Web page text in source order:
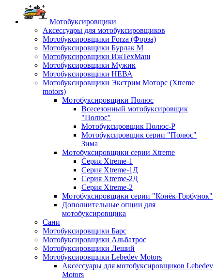
Мотобуксировщики
Аксессуары для мотобуксировщиков
Мотобуксировщики Forza (Форза)
Мотобуксировщики Бурлак М
Мотобуксировщики ИжТехМаш
Мотобуксировщики Мужик
Мотобуксировщики НЕВА
Мотобуксировщики Экстрим Моторс (Xtreme
motors)
Мотобуксировщики Полюс
Всесезонный мотобуксировщик
"Полюс"
Мотобуксировщик Полюс-Р
Мотобуксировщик серии "Полюс"
Зима
Мотобуксировщики серии Xtreme
Серия Xtreme-1
Серия Xtreme-1Д
Серия Xtreme-2Д
Серия Xtreme-2
Мотобуксировщики серии "Конёк-Горбунок"
Дополнительные опции для
мотобуксировщика
Сани
Мотобуксировщики Барс
Мотобуксировщики Альбатрос
Мотобуксировщики Леший
Мотобуксировщики Lebedev Motors
Аксессуары для мотобуксировщиков Lebedev
Motors